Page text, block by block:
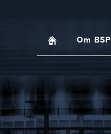
Main
navigation
HomeOm BSP